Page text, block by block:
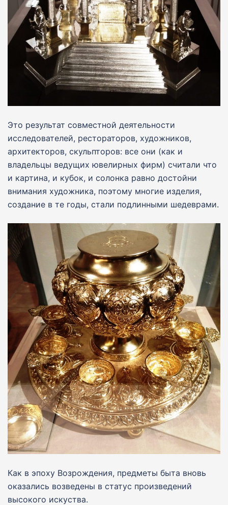
Это результат совместной деятельности
исследователей, рестораторов, художников,
архитекторов, скульпторов: все они (как и
владельцы ведущих ювелирных фирм) считали что
и картина, и кубок, и солонка равно достойни
внимания художника, поэтому многие изделия,
создание в те годы, стали подлинными шедеврами.
Как в эпоху Возрождения, предметы быта вновь
оказались возведены в статус произведений
высокого искуства.